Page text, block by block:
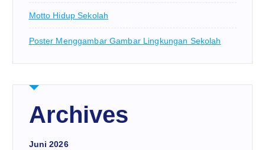
Motto Hidup Sekolah
Poster Menggambar Gambar Lingkungan Sekolah
Archives
Juni 2026